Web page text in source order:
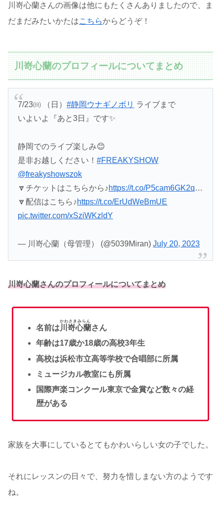
川嵜心蘭さんの画像は他にもたくさんありましたので、ま
だまだみたいかたはこちらからどうぞ！
川嵜心蘭のプロフィールについてまとめ
7/23㈰ （日）#静岡ウナギノボリ ライブまで
いよいよ『あと3日』です✨
静岡でのライブ楽しみ😊
是非お越しください！#FREAKYSHOW
@freakyshowszok
🔽チケットはこちらから♪https://t.co/P5cam6GK2q…
🔽配信はこちら♪https://t.co/ErUdWeBmUE
pic.twitter.com/xSziWKzldY
— 川嵜心蘭（母管理） (@5039Miran)July 20, 2023
川嵜心蘭さんのプロフィールについてまとめ
名前は 川嵜心蘭
かわさきみらん
さん
年齢は17歳か18歳の高校3年生
高校は浜松市立高等学校で合唱部に所属
ミュージカル教室にも所属
国際声楽コンクール東京で金賞など数々の経
歴がある
家族を大事にしているとてもかわいらしい女の子でした。
それにレッスンの日々で、努力を惜しまない方のようです
ね。